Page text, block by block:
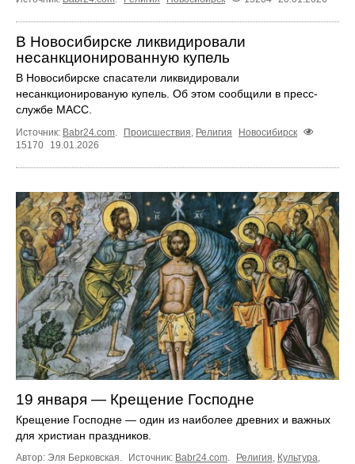
В Новосибирске ликвидировали
несанкционированную купель
В Новосибирске спасатели ликвидировали
несанкционированую купель. Об этом сообщили в пресс-
службе МАСС.
Источник: Babr24.com. Происшествия, Религия
Новосибирск
15170
19.01.2026
19 января — Крещение Господне
Крещение Господне — один из наиболее древних и важных
для христиан праздников.
Автор: Эля Берковская. Источник: Babr24.com Религия Культура